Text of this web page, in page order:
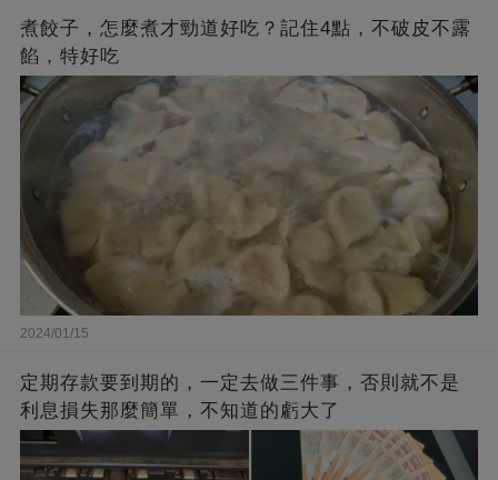
煮餃子，怎麼煮才勁道好吃？記住4點，不破皮不露
餡，特好吃
2024/01/15
定期存款要到期的，一定去做三件事，否則就不是
利息損失那麼簡單，不知道的虧大了